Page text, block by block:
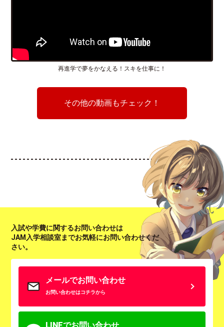
再進学で夢をかなえる！スキを仕事に！
その他の動画もチェック！
入試や学費に関するお問い合わせは
JAM入学相談室までお気軽にお問い合わせくだ
さい。
メールでお問い合わせ
お問い合わせはコチラから